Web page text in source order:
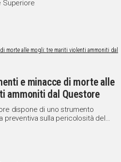
Superiore
e minacce di morte alle
ammoniti dal Questore
dispone di uno strumento
preventiva sulla pericolosità del
di dignità e tutela delle